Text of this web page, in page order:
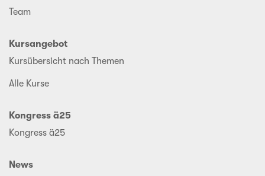
Team
Kursangebot
Kursübersicht nach Themen
Alle Kurse
Kongress ä25
Kongress ä25
News